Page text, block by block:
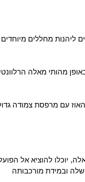
ליהנות מחללים
מהותי מאלה
עם מרפסת צמודה
יוכלו להוציא אל
שלה ובמידת מורכבותה